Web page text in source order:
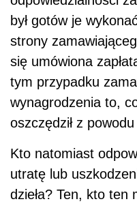
był gotów je
strony
się umówiona
tym przypadku
wynagrodzenia to,
oszczędził z
Kto natomiast
utratę lub
dzieła? Ten, kto ten